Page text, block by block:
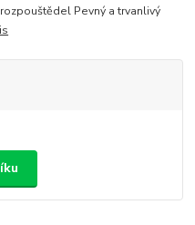
Pevný a trvanlivý